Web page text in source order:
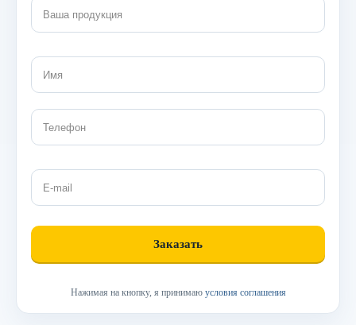
Нажимая на кнопку, я принимаю условия соглашения